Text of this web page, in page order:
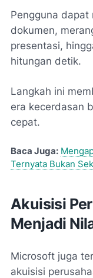
Pengguna
dokumen,
presentasi,
hitungan detik.
Langkah ini
era kecerdasan
cepat.
Baca Juga:
Ternyata Bukan
Akuisisi
Menjadi
Microsoft juga
akuisisi